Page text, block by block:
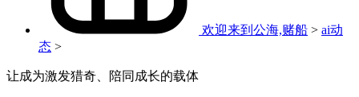
欢迎来到公海,赌船 > ai动
态 >
让成为激发猎奇、陪同成长的载体